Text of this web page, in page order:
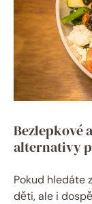
Bezlepkové
alternativy
Pokud hledáte
děti, ale i